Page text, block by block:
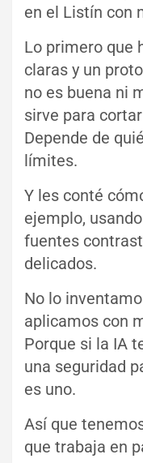
en el Listín con
Lo primero que
claras y un
no es buena ni
sirve para
Depende de
límites.
Y les conté
ejemplo,
fuentes
delicados.
No lo
aplicamos con
Porque si la IA
una seguridad
es uno.
Así que
que trabaja en